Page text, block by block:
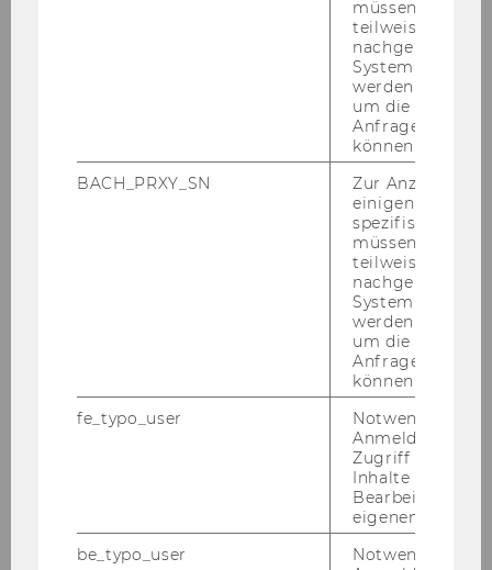
müssen
teilweise von
nachgelagerten
System
werden.
um die Antwort
Anfrage
können.
BACH_PRXY_SN
Zur Anzeige von
einigen WU-
spezifischen
müssen
teilweise von
nachgelagerten
System
werden.
um die Antwort
Anfrage
können.
fe_typo_user
Notwendig für
Anmeldung und
Zugriff auf
Inhalte oder zur
Bearbeitung des
eigenen Profils.
be_typo_user
Notwendig für